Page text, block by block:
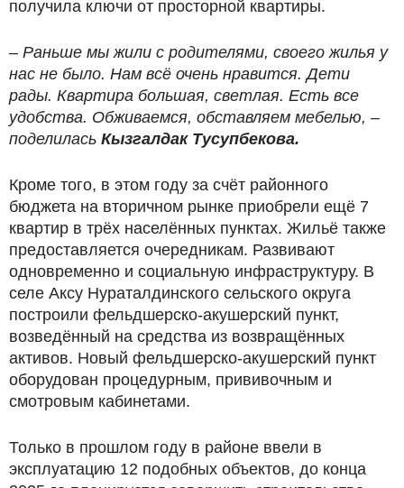
получила ключи от просторной квартиры.
– Раньше мы жили с родителями, своего жилья у
нас не было. Нам всё очень нравится. Дети
рады. Квартира большая, светлая. Есть все
удобства. Обживаемся, обставляем мебелью, –
поделилась Кызгалдак Тусупбекова.
Кроме того, в этом году за счёт районного
бюджета на вторичном рынке приобрели ещё 7
квартир в трёх населённых пунктах. Жильё также
предоставляется очередникам. Развивают
одновременно и социальную инфраструктуру. В
селе Аксу Нураталдинского сельского округа
построили фельдшерско-акушерский пункт,
возведённый на средства из возвращённых
активов. Новый фельдшерско-акушерский пункт
оборудован процедурным, прививочным и
смотровым кабинетами.
Только в прошлом году в районе ввели в
эксплуатацию 12 подобных объектов, до конца